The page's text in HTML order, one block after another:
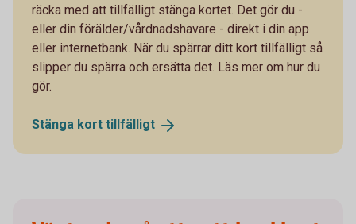
räcka med att tillfälligt stänga kortet. Det gör du -
eller din förälder/vårdnadshavare - direkt i din app
eller internetbank. När du spärrar ditt kort tillfälligt så
slipper du spärra och ersätta det. Läs mer om hur du
gör.
Stänga kort tillfälligt